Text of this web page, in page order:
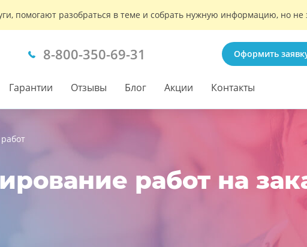
помогают разобраться в теме и собрать нужную информацию, но
8-800-350-69-31 Оформить
Гарантии Отзывы Блог Акции Контакты
работ на